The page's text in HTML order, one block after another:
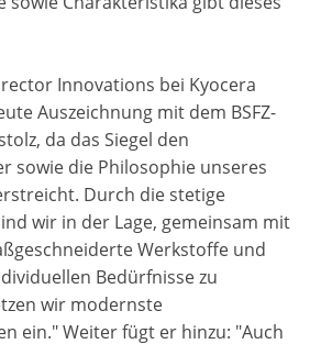
Innovations bei Kyocera
Auszeichnung mit dem BSFZ-
da das Siegel den
sowie die Philosophie unseres
Durch die stetige
wir in der Lage, gemeinsam mit
Werkstoffe und
Bedürfnisse zu
wir modernste
ein." Weiter fügt er hinzu: "Auch